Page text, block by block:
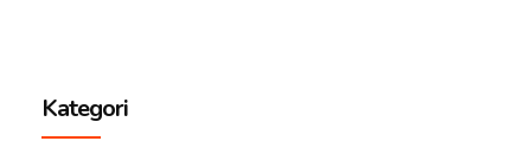
Kategori